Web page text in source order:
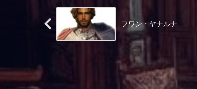
フワン・ヤナルナ